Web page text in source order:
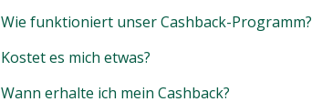
Wie funktioniert unser Cashback-Programm?
Kostet es mich etwas?
Wann erhalte ich mein Cashback?